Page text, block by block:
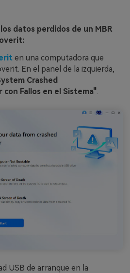
datos perdidos de un MBR
en una computadora que
En el panel de la izquierda,
Crashed
Fallos en el Sistema"󠀲󠀡󠀩󠀣󠀡󠀩󠀣󠀠󠀦󠀳.
USB de arranque en la